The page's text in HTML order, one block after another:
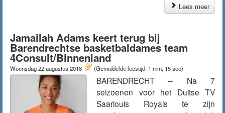
Lees meer
Jamailah Adams keert terug bij
Barendrechtse basketbaldames team
4Consult/Binnenland
Woensdag 22 augustus 2018 (Gemiddelde leestijd: 1 min, 15 sec)
BARENDRECHT – Na 7
seizoenen voor het Duitse TV
Saarlouis Royals te zijn